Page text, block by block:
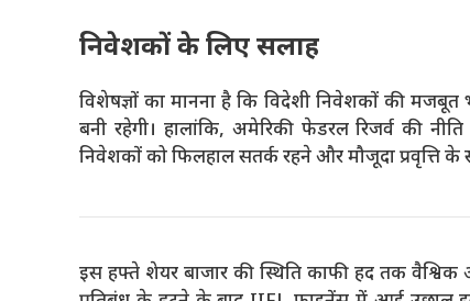
निवेशकों के लिए सलाह
विशेषज्ञों का मानना है कि विदेशी निवेशकों की मजबूत
बनी रहेगी। हालांकि, अमेरिकी फेडरल रिजर्व की
निवेशकों को फिलहाल सतर्क रहने और मौजूदा प्रवृत्ति के
इस हफ्ते शेयर बाजार की स्थिति काफी हद तक वैश्विक